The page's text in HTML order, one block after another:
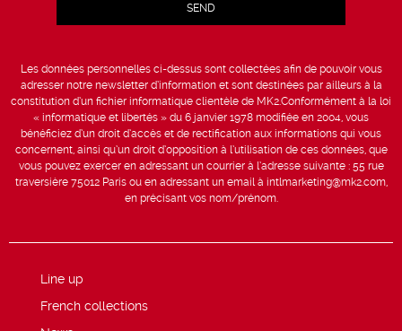
Les données personnelles ci-dessus sont collectées afin de pouvoir vous
adresser notre newsletter d’information et sont destinées par ailleurs à la
constitution d’un fichier informatique clientèle de MK2.Conformément à la loi
« informatique et libertés » du 6 janvier 1978 modifiée en 2004, vous
bénéficiez d’un droit d’accès et de rectification aux informations qui vous
concernent, ainsi qu’un droit d’opposition à l’utilisation de ces données, que
vous pouvez exercer en adressant un courrier à l’adresse suivante : 55 rue
traversière 75012 Paris ou en adressant un email à intlmarketing@mk2.com,
en précisant vos nom/prénom.
Line up
French collections